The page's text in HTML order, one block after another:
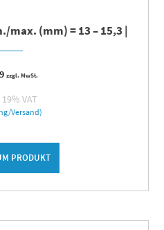
max. (mm) = 13 – 15,3 |
zzgl. MwSt.
VAT
Versand)
PRODUKT